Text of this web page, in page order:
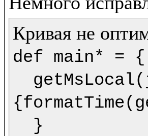
def main* = {
  }